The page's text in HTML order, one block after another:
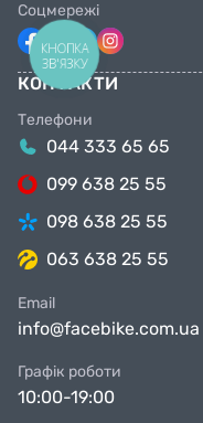
Соцмережі
КОНТАКТИ
Телефони
044 333 65 65
099 638 25 55
098 638 25 55
063 638 25 55
Email
info@facebike.com.ua
Графік роботи
10:00-19:00
КНОПКА
ЗВ'ЯЗКУ